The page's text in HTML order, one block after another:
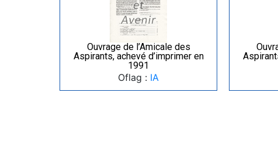
Ouvrage de l’Amicale des
Aspirants, achevé d’imprimer en
1991
Oflag : IA